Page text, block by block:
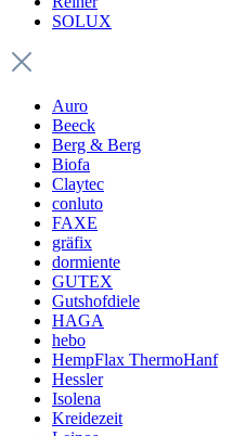
SOLUX
Auro
Beeck
Berg & Berg
Biofa
Claytec
conluto
FAXE
gräfix
dormiente
GUTEX
Gutshofdiele
HAGA
hebo
HempFlax ThermoHanf
Hessler
Isolena
Kreidezeit